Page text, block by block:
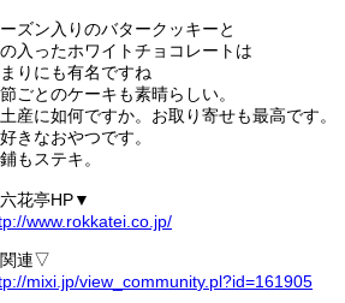
ズン入りのバタークッキーと
入ったホワイトチョコレートは
りにも有名ですね
ごとのケーキも素晴らしい。
産に如何ですか。お取り寄せも最高です。
きなおやつです。
もステキ。
花亭HP▼
www.rokkatei.co.jp/
連▽
mixi.jp/view_community.pl?id=161905